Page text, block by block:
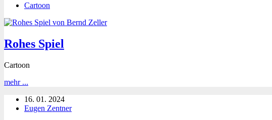
Europe
Cartoon
Rohes Spiel
Cartoon
mehr ...
16. 01. 2024
Eugen Zentner